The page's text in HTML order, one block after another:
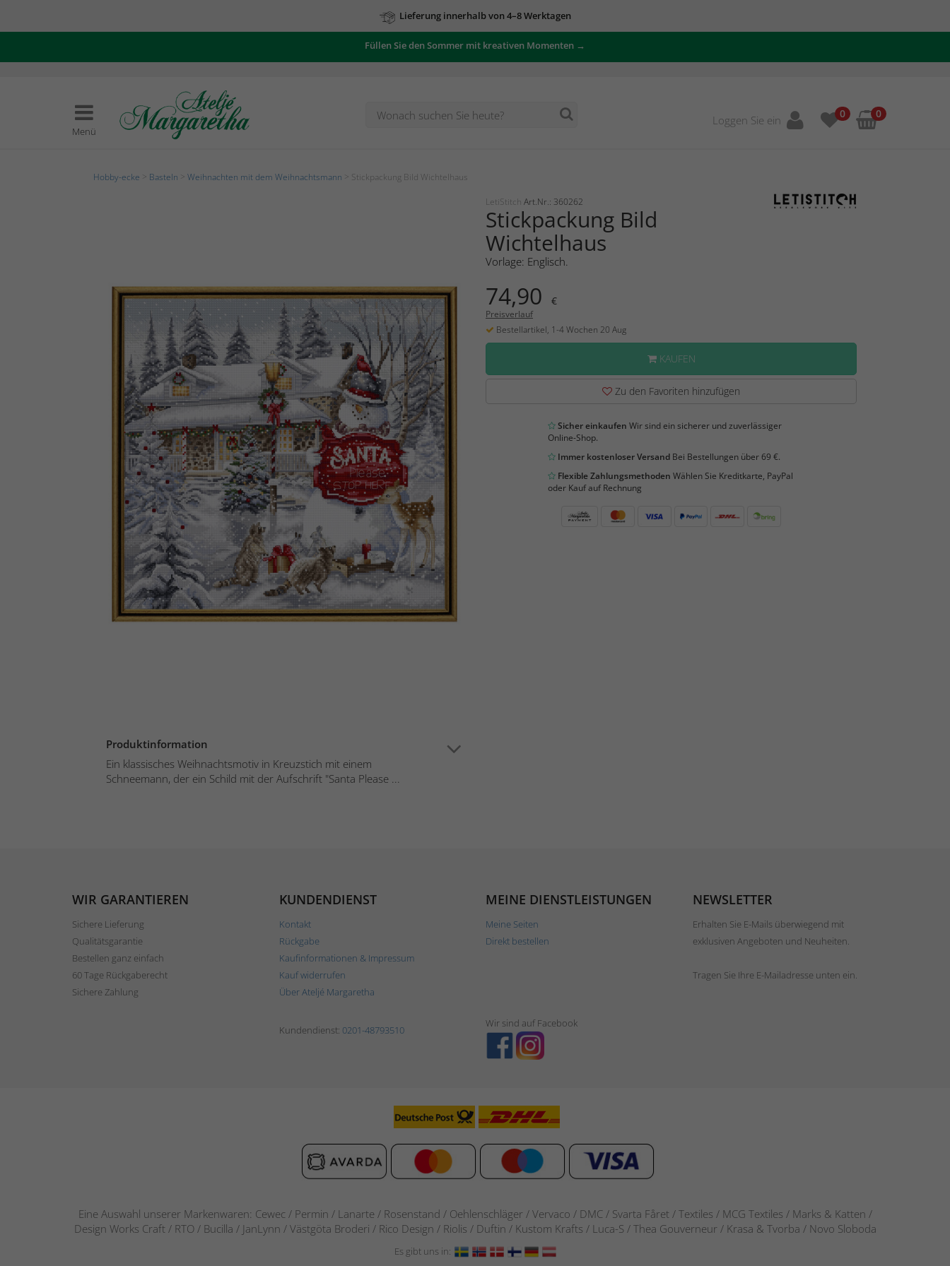
Lieferung innerhalb von 4–8 Werktagen
Füllen Sie den Sommer mit kreativen Momenten →
Menü
Loggen Sie ein 0 0
Hobby-ecke Basteln Weihnachten mit dem Weihnachtsmann > Stickpackung Bild Wichtelhaus
Produktinformation
Ein klassisches Weihnachtsmotiv in Kreuzstich mit einem
Schneemann, der ein Schild mit der Aufschrift "Santa Please ...
LetiStitch Art.Nr.: 360262
Stickpackung Bild
Wichtelhaus
Vorlage: Englisch.
74,90 €
Preisverlauf
Bestellartikel, 1-4 Wochen 20 Aug
KAUFEN
Zu den Favoriten hinzufügen
Sicher einkaufen Wir sind ein sicherer und zuverlässiger
Online-Shop.
Immer kostenloser VersandBei Bestellungen über 69 €.
Flexible Zahlungsmethoden Wählen Sie Kreditkarte, PayPal
oder Kauf auf Rechnung
WIR GARANTIEREN
Sichere Lieferung
Qualitätsgarantie
Bestellen ganz einfach
60 Tage Rückgaberecht
Sichere Zahlung
KUNDENDIENST
Kontakt
Rückgabe
Kaufinformationen & Impressum
Kauf widerrufen
Über Ateljé Margaretha
MEINE DIENSTLEISTUNGEN
Meine Seiten
Direkt bestellen
NEWSLETTER
Erhalten Sie E-Mails überwiegend mit
exklusiven Angeboten und Neuheiten.
Tragen Sie Ihre E-Mailadresse unten ein.
Kundendienst: 0201-48793510
Wir sind auf Facebook
Eine Auswahl unserer Markenwaren: Cewec / Permin / Lanarte / Rosenstand / Oehlenschläger / Vervaco / DMC / Svarta Fåret / Textiles / MCG Textiles / Marks & Katten /
Design Works Craft / RTO / Bucilla / JanLynn / Västgöta Broderi / Rico Design / Riolis / Duftin / Kustom Krafts / Luca-S / Thea Gouverneur / Krasa & Tvorba / Novo Sloboda
Es gibt uns in: